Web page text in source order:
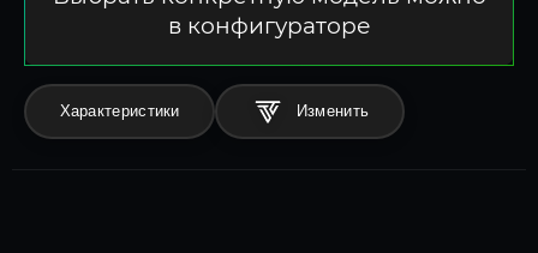
в конфигураторе
Характеристики